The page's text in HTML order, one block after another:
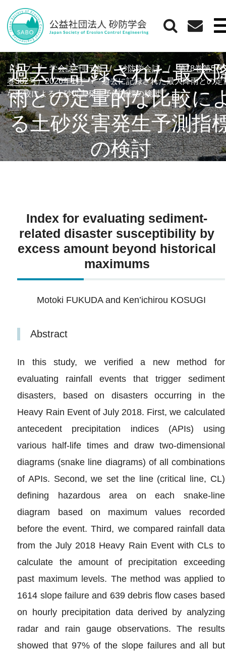
過去に記録された最大
雨との定量的な比較に
る土砂災害発生予測指
の検討
トップ / 学会誌･刊行物 / 砂防学会誌 /
第78巻第5号
巻382号）2026年1月
/
過去に記録された最大降雨との定
な比較による土砂災害発生予測指標の検討
Index for evaluating sediment‐
related disaster susceptibility by
excess amount beyond historical
maximums
Motoki FUKUDA and Ken’ichirou KOSUGI
Abstract
In this study, we verified a new method for
evaluating rainfall events that trigger sediment
disasters, based on disasters occurring in the
Heavy Rain Event of July 2018. First, we calculated
antecedent precipitation indices (APIs) using
various half‐life times and draw two‐dimensional
diagrams (snake line diagrams) of all combinations
of APIs. Second, we set the line (critical line, CL)
defining hazardous area on each snake‐line
diagram based on maximum values recorded
before the event. Third, we compared rainfall data
from the July 2018 Heavy Rain Event with CLs to
calculate the amount of precipitation exceeding
past maximum levels. The method was applied to
1614 slope failure and 639 debris flow cases based
on hourly precipitation data derived by analyzing
radar and rain gauge observations. The results
showed that 97% of the slope failures and all but